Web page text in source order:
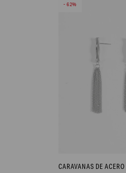
62
CARAVANAS DE